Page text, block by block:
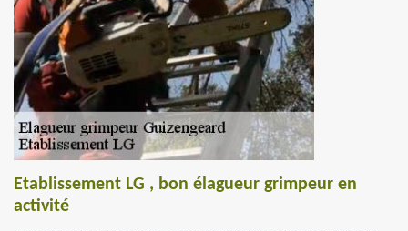
Etablissement LG , bon élagueur grimpeur en
activité